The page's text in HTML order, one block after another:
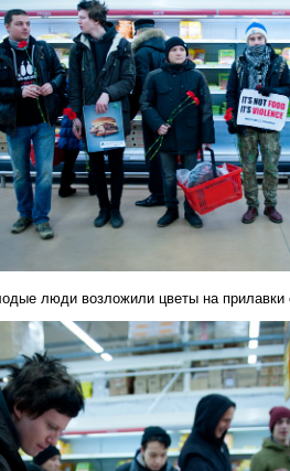
люди возложили цветы на прилавки